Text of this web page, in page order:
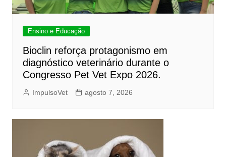
Ensino e Educação
Bioclin reforça protagonismo em
diagnóstico veterinário durante o
Congresso Pet Vet Expo 2026.
ImpulsoVet agosto 7, 2026